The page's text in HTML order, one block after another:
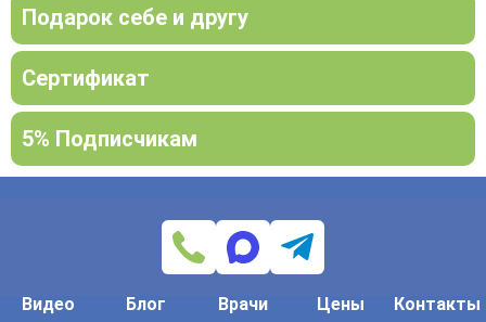
Подарок себе и другу
Сертификат
5% Подписчикам
Видео Блог Врачи Цены Контакты